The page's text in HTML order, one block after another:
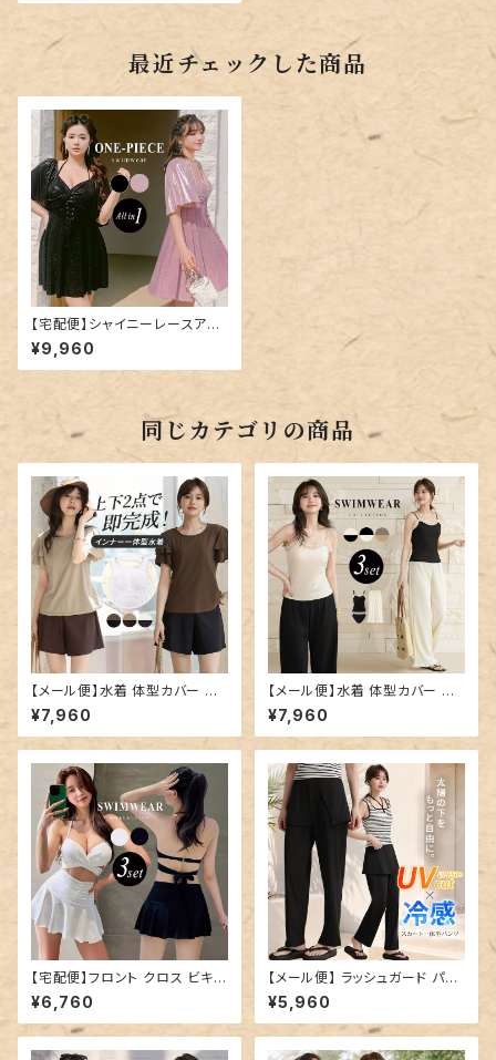
最近チェックした商品
【宅配便】シャイニーレースアッ
プワンピース プラスサイズ／h
ys3137
¥9,960
同じカテゴリの商品
【メール便】水着 体型カバー レ
ディース 半袖 ティアード フレア
スリーブ ブラ一体型トップス シ
ョートパンツ 2点セット／hys34
¥7,960
【メール便】水着 体型カバー キ
ャミキニ レディース パンツ ワイ
ドパンツ 3点セット／hys3438
¥7,960
【宅配便】フロント クロス ビキニ
水着 レディース 体型カバー／h
ys3437
¥6,760
【メール便】 ラッシュガード パン
ツ レディース ロング／swimw
ear-b021
¥5,960